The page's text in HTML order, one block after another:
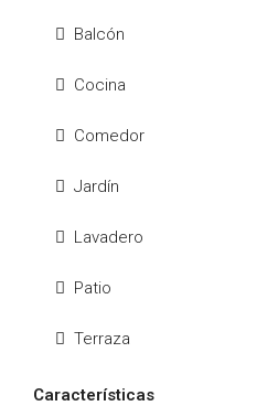
Balcón
Cocina
Comedor
Jardín
Lavadero
Patio
Terraza
Características